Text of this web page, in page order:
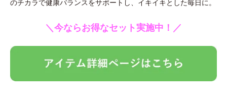
のチカラで健康バランスをサポートし、イキイキとした毎日に。
＼今ならお得なセット実施中！／